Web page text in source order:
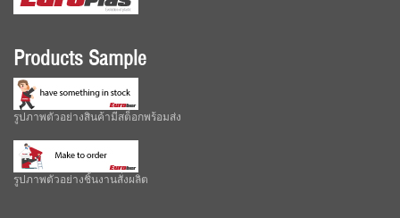
Products Sample
รูปภาพตัวอย่างสินค้ามีสต็อกพร้อมส่ง
รูปภาพตัวอย่างชิ้นงานสั่งผลิต